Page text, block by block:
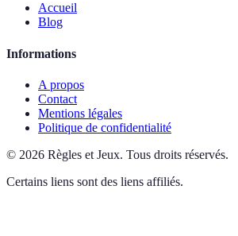
Accueil
Blog
Informations
A propos
Contact
Mentions légales
Politique de confidentialité
© 2026 Règles et Jeux. Tous droits réservés.
Certains liens sont des liens affiliés.